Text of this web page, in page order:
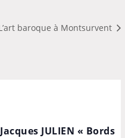
baroque à Montsurvent
JULIEN « Bords